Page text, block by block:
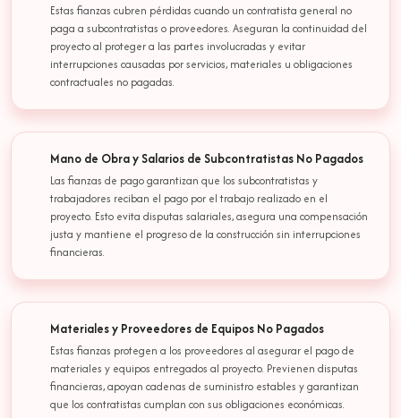
Estas fianzas cubren pérdidas cuando un contratista general no
paga a subcontratistas o proveedores. Aseguran la continuidad del
proyecto al proteger a las partes involucradas y evitar
interrupciones causadas por servicios, materiales u obligaciones
contractuales no pagadas.
Mano de Obra y Salarios de Subcontratistas No Pagados
Las fianzas de pago garantizan que los subcontratistas y
trabajadores reciban el pago por el trabajo realizado en el
proyecto. Esto evita disputas salariales, asegura una compensación
justa y mantiene el progreso de la construcción sin interrupciones
financieras.
Materiales y Proveedores de Equipos No Pagados
Estas fianzas protegen a los proveedores al asegurar el pago de
materiales y equipos entregados al proyecto. Previenen disputas
financieras, apoyan cadenas de suministro estables y garantizan
que los contratistas cumplan con sus obligaciones económicas.